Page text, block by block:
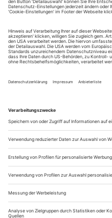
und können sowohl das
ePaper-Archiv über Ihren
theaterverlag.de einsehen.
Das Abonnement hat eine
verlängert sich jeweils um
es nicht vom Kunden auf
Bestellungen“ auf
in Kraft.
Aus steuerlichen Gründen
außerhalb Deutschlands
ersichtlich)